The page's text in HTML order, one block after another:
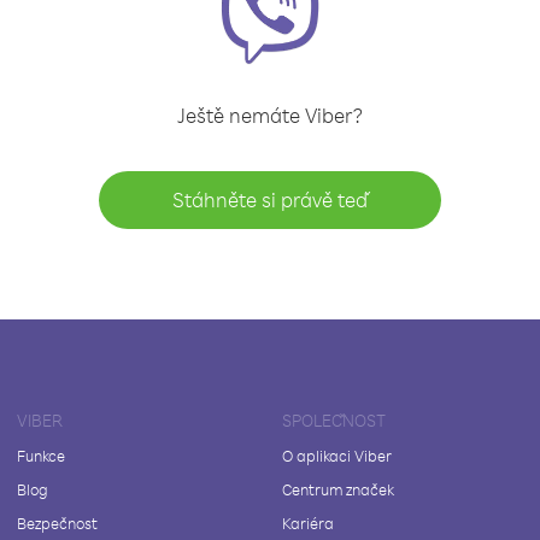
Ještě nemáte Viber?
Stáhněte si právě teď
VIBER
Funkce
Blog
Bezpečnost
SPOLEČNOST
O aplikaci Viber
Centrum značek
Kariéra